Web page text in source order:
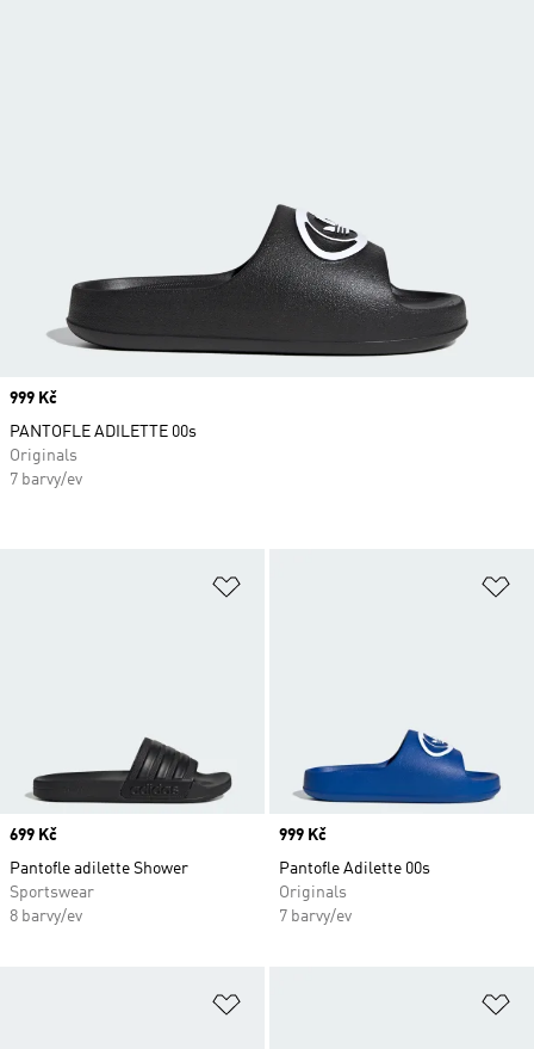
Price
699 Kč
Pantofle adilette Shower
Sportswear
8 barvy/ev
Price
999 Kč
Pantofle Adilette 00s
Originals
7 barvy/ev
Price
999 Kč
PANTOFLE ADILETTE 00s
Originals
7 barvy/ev